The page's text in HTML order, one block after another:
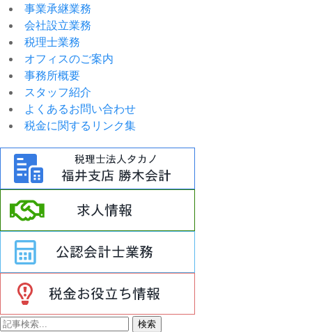
事業承継業務
会社設立業務
税理士業務
オフィスのご案内
事務所概要
スタッフ紹介
よくあるお問い合わせ
税金に関するリンク集
検索